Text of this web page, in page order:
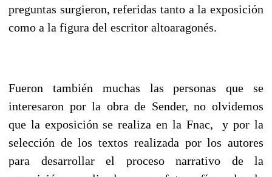
preguntas surgieron, referidas tanto a la exposición
como a la figura del escritor altoaragonés.
Fueron también muchas las personas que se
interesaron por la obra de Sender, no olvidemos
que la exposición se realiza en la Fnac, y por la
selección de los textos realizada por los autores
para desarrollar el proceso narrativo de la